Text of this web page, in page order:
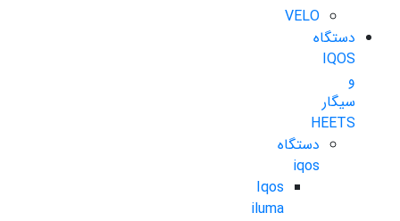
VELO
دستگاه
IQOS
و
سیگار
HEETS
دستگاه
iqos
Iqos
iluma